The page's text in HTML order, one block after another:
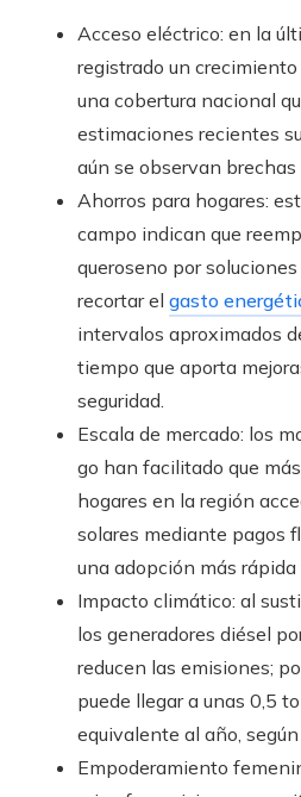
Acceso eléctrico: en la
registrado un
una cobertura nacional
estimaciones recientes
aún se observan brechas
Ahorros para hogares:
campo indican que
queroseno por
recortar el gasto
intervalos aproximados
tiempo que aporta
seguridad.
Escala de mercado: los
go han facilitado que
hogares en la región
solares mediante pagos
una adopción más rápida
Impacto climático: al
los generadores diésel
reducen las emisiones;
puede llegar a unas 0,5
equivalente al año,
Empoderamiento